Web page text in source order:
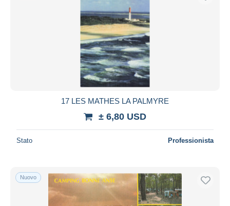
17 LES MATHES LA PALMYRE
± 6,80 USD
Stato Professionista
Nuovo